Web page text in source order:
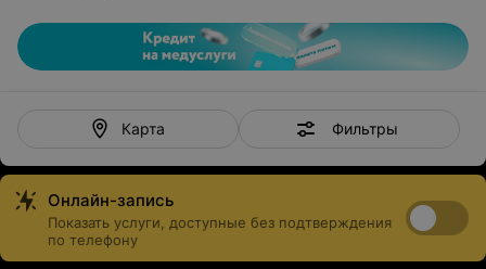
Карта Фильтры
Онлайн-запись
Показать услуги, доступные без подтверждения
по телефону